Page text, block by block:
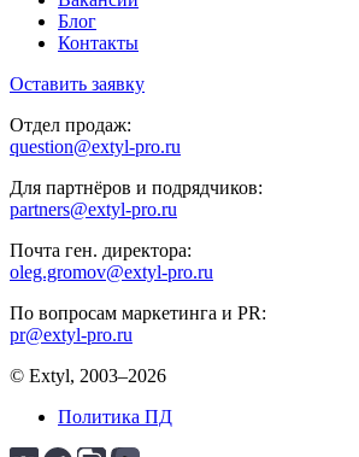
Блог
Контакты
Оставить заявку
Отдел продаж:
question@extyl-pro.ru
Для партнёров и подрядчиков:
partners@extyl-pro.ru
Почта ген. директора:
oleg.gromov@extyl-pro.ru
По вопросам маркетинга и PR:
pr@extyl-pro.ru
© Extyl, 2003–2026
Политика ПД